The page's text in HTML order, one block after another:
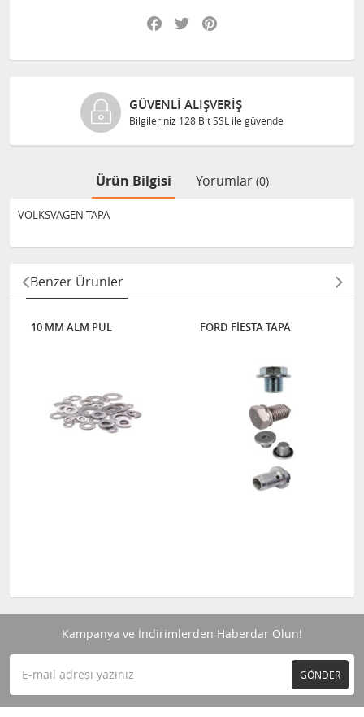
Facebook
Twitter
GÜVENLI ALIŞVERIŞ
Bilgileriniz 128 Bit SSL ile güvende
Ürün Bilgisi Yorumlar (0)
VOLKSVAGEN TAPA
Benzer Ürünler
10 MM ALM PUL FORD FİESTA TAPA
Kampanya ve İndirimlerden Haberdar Olun!
GÖNDER